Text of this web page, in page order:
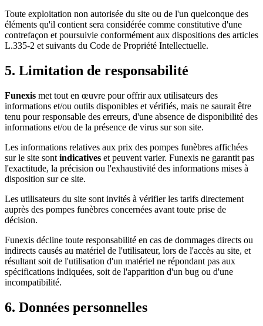
Toute exploitation non autorisée du site ou de l'un quelconque des
éléments qu'il contient sera considérée comme constitutive d'une
contrefaçon et poursuivie conformément aux dispositions des articles
L.335-2 et suivants du Code de Propriété Intellectuelle.
5. Limitation de responsabilité
Funexis met tout en œuvre pour offrir aux utilisateurs des
informations et/ou outils disponibles et vérifiés, mais ne saurait être
tenu pour responsable des erreurs, d'une absence de disponibilité des
informations et/ou de la présence de virus sur son site.
Les informations relatives aux prix des pompes funèbres affichées
sur le site sont indicatives et peuvent varier. Funexis ne garantit pas
l'exactitude, la précision ou l'exhaustivité des informations mises à
disposition sur ce site.
Les utilisateurs du site sont invités à vérifier les tarifs directement
auprès des pompes funèbres concernées avant toute prise de
décision.
Funexis décline toute responsabilité en cas de dommages directs ou
indirects causés au matériel de l'utilisateur, lors de l'accès au site, et
résultant soit de l'utilisation d'un matériel ne répondant pas aux
spécifications indiquées, soit de l'apparition d'un bug ou d'une
incompatibilité.
6. Données personnelles